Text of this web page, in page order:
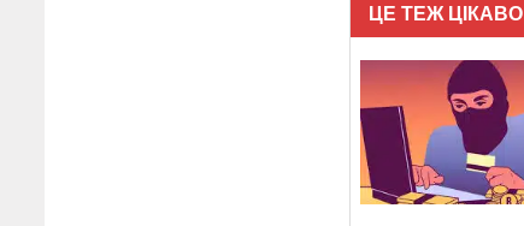
ЦЕ ТЕЖ ЦІКАВО